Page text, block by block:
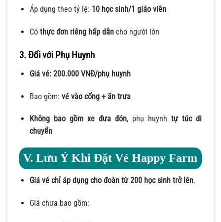
Áp dụng theo tỷ lệ: 10 học sinh/1 giáo viên
Có thực đơn riêng hấp dẫncho người lớn
3. Đối với Phụ Huynh
Giá vé: 200.000 VNĐ/phụ huynh
Bao gồm: vé vào cổng + ăn trưa
Không bao gồm xe đưa đón, phụ huynh tự túc di
chuyển
V. Lưu Ý Khi Đặt Vé Happy Farm
Giá vé chỉ áp dụng cho đoàn từ 200 học sinh trở lên.
Giá chưa bao gồm: